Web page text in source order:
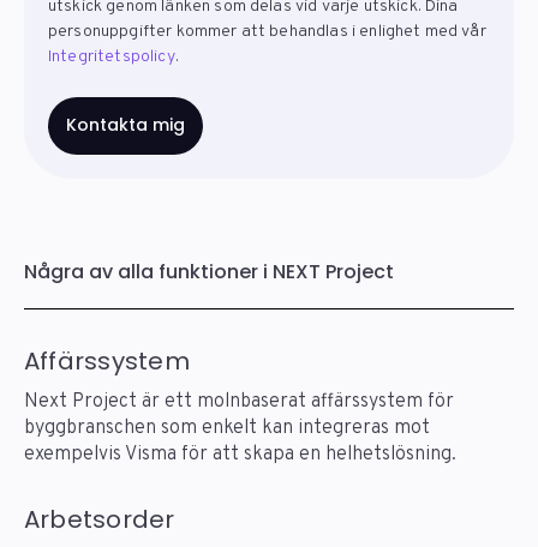
utskick genom länken som delas vid varje utskick. Dina
personuppgifter kommer att behandlas i enlighet med vår
Integritetspolicy.
Några av alla funktioner i NEXT Project
Affärssystem
Next Project är ett molnbaserat affärssystem för
byggbranschen som enkelt kan integreras mot
exempelvis Visma för att skapa en helhetslösning.
Arbetsorder